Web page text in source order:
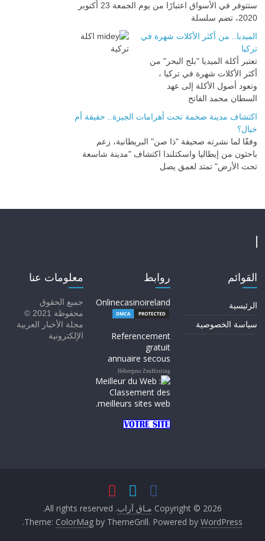
ستتوفر في الأسواق اعتبارًا من يوم الجمعة 23 أكتوبر
2020، تضم سلسلة
الميديا.. من أكثر الأكلات شهرة في
تركيا
تعتبر أكلة الميديا "بلح البحر" من
أكثر الأكلات شهرة في تركيا ،
وتعود أصول الأكلة إلى عهد
السطان محمد الفاتح
اكتشاف مدينة ضخمة تحت أهرامات الجيزة.. حقيقة أم
خيال؟
وفقًا لما نشرته صحيفة "ذا صن" البريطانية، زعم
باحثون من إيطاليا واسكتلندا اكتشاف "مدينة شاسعة
تحت الأرض" تمتد لعمق يصل
القوائم
الرئيسية
سياسة الخصوصية
روابط
Onlinecasinoireland
Referencement
gratuit
annuaire secous
Hébergeur ZenHosting
معلومات عنا
جميع الحقوق
محفوظة 2021 ©
مجلة الأخبار العربية
الإلكترونية
Copyright © 2026 مـاڨ آراب. All rights reserved.
Theme: ColorMag by ThemeGrill. Powered by WordPress
.